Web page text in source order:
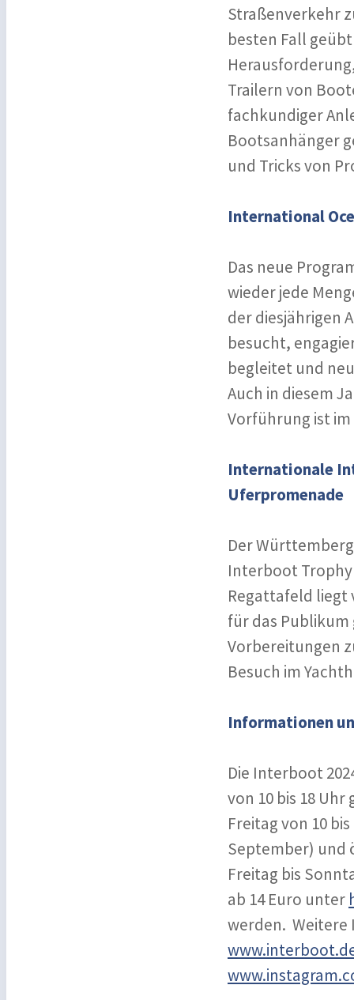
Straßenverkehr
besten Fall
Trailern von
fachkundiger
Bootsanhänger
und Tricks von
International
Das neue
wieder jede
der diesjährigen
besucht,
begleitet und
Auch in diesem
Vorführung ist
Internationale
Uferpromenade
Der
Interboot Trophy
Regattafeld liegt
für das Publikum
Vorbereitungen
Besuch im
Informationen
Die Interboot
von 10 bis 18
Freitag von 10
September) und
Freitag bis
ab 14 Euro unter
werden.